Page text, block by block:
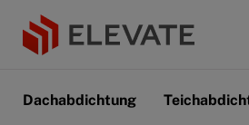
Dachabdichtung